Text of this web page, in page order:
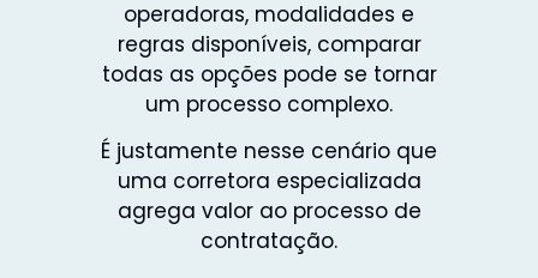
operadoras, modalidades e
regras disponíveis, comparar
todas as opções pode se tornar
um processo complexo.
É justamente nesse cenário que
uma corretora especializada
agrega valor ao processo de
contratação.